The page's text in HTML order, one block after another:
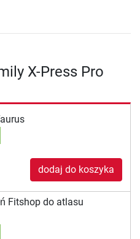
X-Press Pro
dodaj do koszyka
Fitshop do atlasu